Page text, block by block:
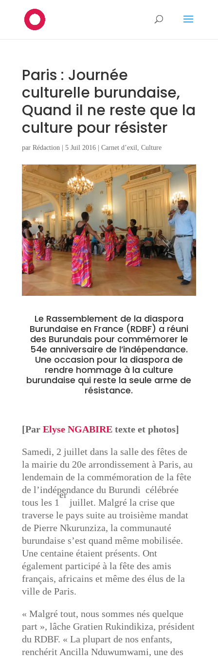
Paris : Journée
culturelle burundaise,
Quand il ne reste que la
culture pour résister
par Rédaction| 5 Juil 2016| Carnet d’exil, Culture
Le Rassemblement de la diaspora
Burundaise en France (RDBF) a réuni
des Burundais pour commémorer le
54e anniversaire de l’indépendance.
Une occasion pour la diaspora de
rendre hommage à la culture
burundaise qui reste la seule arme de
résistance.
[Par Elyse NGABIREtexte et photos]
Samedi, 2 juillet dans la salle des fêtes de
la mairie du 20e arrondissement à Paris, au
lendemain de la commémoration de la fête
de l’indépendance du Burundi célébrée
tous les 1
er
juillet. Malgré la crise que
traverse le pays suite au troisième mandat
de Pierre Nkurunziza, la communauté
burundaise s’est quand même mobilisée.
Une centaine étaient présents. Ont
également participé à la fête des amis
français, africains et même des élus de la
ville de Paris.
« Malgré tout, nous sommes nés quelque
part », lâche Gratien Rukindikiza, président
du RDBF. « La plupart de nos enfants,
renchérit Ancilla Nduwumwami, une des